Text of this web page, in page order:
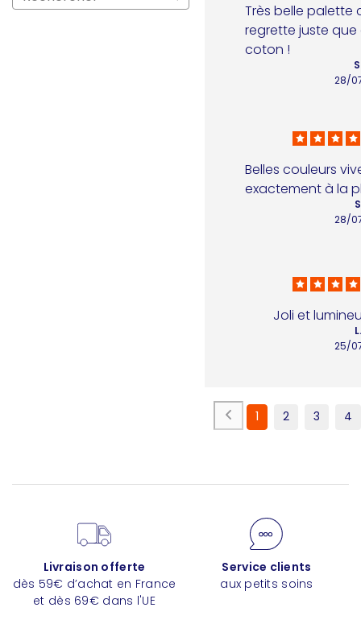
Très belle palette
regrette juste
coton !
28/
Belles couleurs
exactement à la
28/
Joli et
25/
1 2 3 4
Livraison offerte
dès 59€ d’achat en France
et dès 69€ dans l'UE
Service clients
aux petits soins